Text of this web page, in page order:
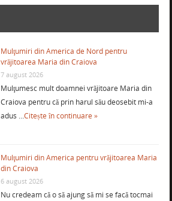
Mulţumiri din America de Nord pentru
vrăjitoarea Maria din Craiova
7 august 2026
Mulţumesc mult doamnei vrăjitoare Maria din
Craiova pentru că prin harul său deosebit mi-a
adus …Citește în continuare »
Mulţumiri din America pentru vrăjitoarea Maria
din Craiova
6 august 2026
Nu credeam că o să ajung să mi se facă tocmai